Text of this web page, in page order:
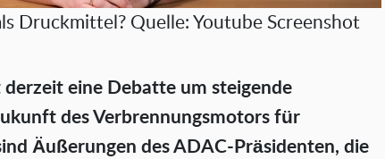
Druckmittel? Quelle: Youtube Screenshot
derzeit eine Debatte um steigende
des Verbrennungsmotors für
Äußerungen des ADAC-Präsidenten, die